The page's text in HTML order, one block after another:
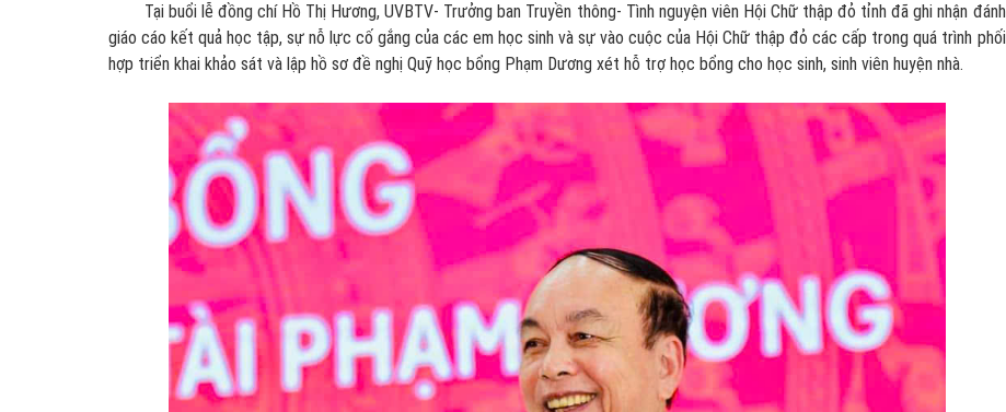
Tại buổi lễ đồng chí Hồ Thị Hương, UVBTV- Trưởng ban Truyền thông- Tình nguyện viên Hội Chữ thập đỏ tỉnh đã ghi nhận đánh
giáo cáo kết quả học tập, sự nỗ lực cố gắng của các em học sinh và sự vào cuộc của Hội Chữ thập đỏ các cấp trong quá trình phối
hợp triển khai khảo sát và lập hồ sơ đề nghị Quỹ học bổng Phạm Dương xét hỗ trợ học bổng cho học sinh, sinh viên huyện nhà.